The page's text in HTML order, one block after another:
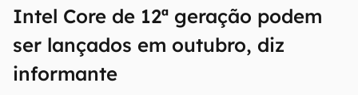
Intel Core de 12ª geração podem
ser lançados em outubro, diz
informante
mão.
E-mail